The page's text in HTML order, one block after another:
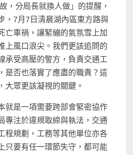
，分局長就換人做」的提醒，
，7月7日清晨湖內區東方路與
亡車禍，讓緊繃的氣氛雪上加
上風口浪尖。我們更該追問的
承受高壓的警方，負責交通工
是否也落實了應盡的職責？這
大眾更該凝視的關鍵。
就是一項需要跨部會緊密協作
專注於違規取締與執法，交通
程規劃，工務等其他單位亦各
只要有任一環節失守，都可能